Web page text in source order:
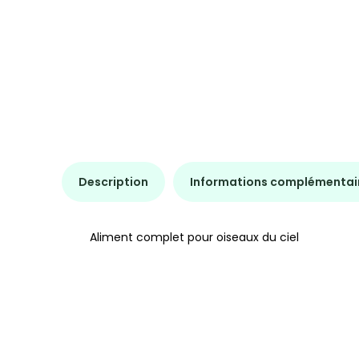
Description Informations
Aliment complet pour oiseaux du ciel